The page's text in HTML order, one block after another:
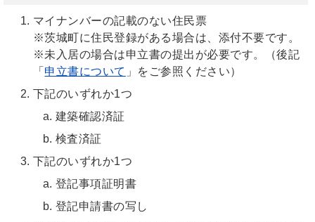
マイナンバーの記載のない住民票
※茨城町に住民登録がある場合は、添付不要です。
※未入居の場合は申立書の提出が必要です。（後記
「 申立書について 」をご参照ください）
下記のいずれか1つ
建築確認済証
検査済証
下記のいずれか1つ
登記事項証明書
登記申請書の写し